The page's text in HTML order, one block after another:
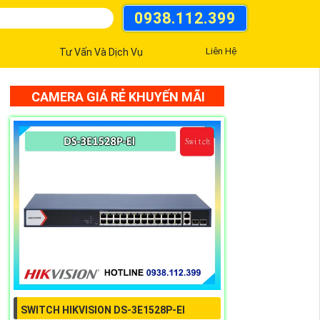
0938.112.399
Tư Vấn Và Dịch Vụ Liên Hệ
CAMERA GIÁ RẺ KHUYẾN MÃI
SWITCH HIKVISION DS-3E1528P-EI